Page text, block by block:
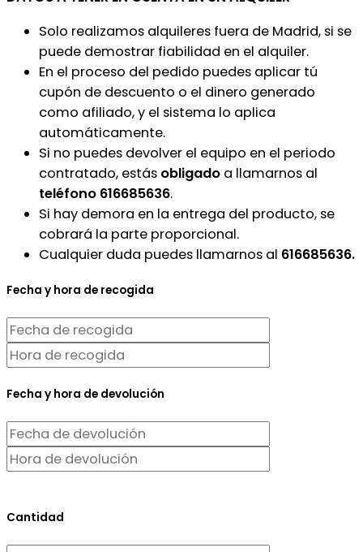
Solo realizamos alquileres fuera de Madrid, si se
puede demostrar fiabilidad en el alquiler.
En el proceso del pedido puedes aplicar tú
cupón de descuento o el dinero generado
como afiliado, y el sistema lo aplica
automáticamente.
Si no puedes devolver el equipo en el periodo
contratado, estás obligado a llamarnos al
teléfono 616685636.
Si hay demora en la entrega del producto, se
cobrará la parte proporcional.
Cualquier duda puedes llamarnos al 616685636.
Fecha y hora de recogida
Fecha y hora de devolución
Cantidad